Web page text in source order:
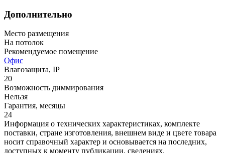
Дополнительно
Место размещения
На потолок
Рекомендуемое помещение
Офис
Влагозащита, IP
20
Возможность диммирования
Нельзя
Гарантия, месяцы
24
Информация о технических характеристиках, комплекте
поставки, стране изготовления, внешнем виде и цвете товара
носит справочный характер и основывается на последних,
доступных к моменту публикации, сведениях.